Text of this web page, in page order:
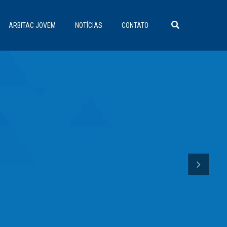
ARBITAC JOVEM NOTÍCIAS CONTATO